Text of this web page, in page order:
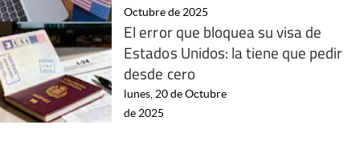
Octubre de 2025
El error que bloquea su visa de
Estados Unidos: la tiene que pedir
desde cero
lunes, 20 de Octubre
de 2025